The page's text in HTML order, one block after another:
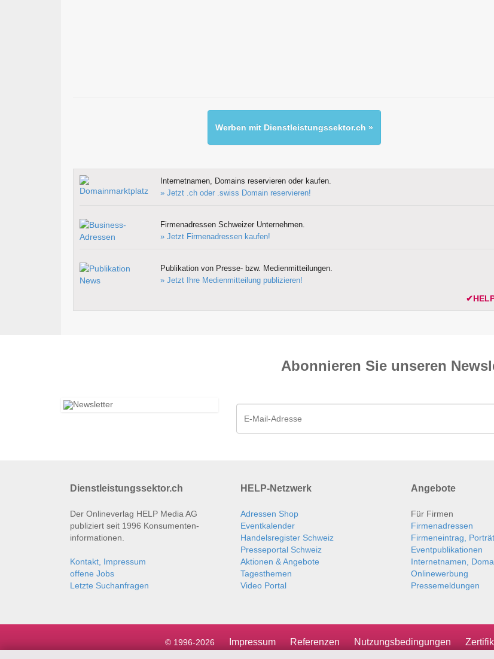
Werben mit Dienstleistungssektor.ch »
Internetnamen, Domains reservieren oder kaufen.
» Jetzt .ch oder .swiss Domain reservieren!
Firmenadressen Schweizer Unternehmen.
» Jetzt Firmenadressen kaufen!
Publikation von Presse- bzw. Medienmitteilungen.
» Jetzt Ihre Medienmitteilung publizieren!
✔
Abonnieren Sie unseren
Dienstleistungssektor.ch
Der Onlineverlag HELP Media AG
publiziert seit 1996 Konsumenten­
informationen.
Kontakt, Impressum
offene Jobs
Letzte Suchanfragen
HELP-Netzwerk
Adressen Shop
Eventkalender
Handelsregister Schweiz
Presseportal Schweiz
Aktionen & Angebote
Tagesthemen
Video Portal
Angebote
Für Firmen
Firmenadressen
Firmeneintrag, Porträt
Eventpublikationen
Internetnamen,
Onlinewerbung
Pressemeldungen
© 1996-2026 Impressum Referenzen Nutzungsbedingungen